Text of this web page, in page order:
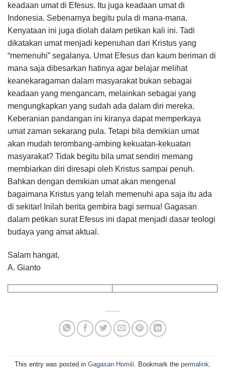
keadaan umat di Efesus. Itu juga keadaan umat di
Indonesia. Sebenarnya begitu pula di mana-mana.
Kenyataan ini juga diolah dalam petikan kali ini. Tadi
dikatakan umat menjadi kepenuhan dari Kristus yang
“memenuhi” segalanya. Umat Efesus dan kaum beriman di
mana saja dibesarkan hatinya agar belajar melihat
keanekaragaman dalam masyarakat bukan sebagai
keadaan yang mengancam, melainkan sebagai yang
mengungkapkan yang sudah ada dalam diri mereka.
Keberanian pandangan ini kiranya dapat memperkaya
umat zaman sekarang pula. Tetapi bila demikian umat
akan mudah terombang-ambing kekuatan-kekuatan
masyarakat? Tidak begitu bila umat sendiri memang
membiarkan diri diresapi oleh Kristus sampai penuh.
Bahkan dengan demikian umat akan mengenal
bagaimana Kristus yang telah memenuhi apa saja itu ada
di sekitar! Inilah berita gembira bagi semua! Gagasan
dalam petikan surat Efesus ini dapat menjadi dasar teologi
budaya yang amat aktual.
Salam hangat,
A. Gianto
This entry was posted in Gagasan Homili . Bookmark the permalink